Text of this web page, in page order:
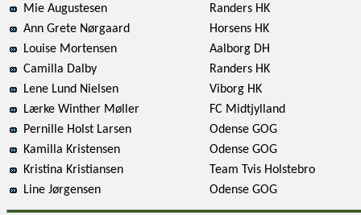
Mie Augustesen
Randers HK
Ann Grete Nørgaard
Horsens HK
Louise Mortensen
Aalborg DH
Camilla Dalby
Randers HK
Lene Lund Nielsen
Viborg HK
Lærke Winther Møller
FC Midtjylland
Pernille Holst Larsen
Odense GOG
Kamilla Kristensen
Odense GOG
Kristina Kristiansen
Team Tvis Holstebro
Line Jørgensen
Odense GOG